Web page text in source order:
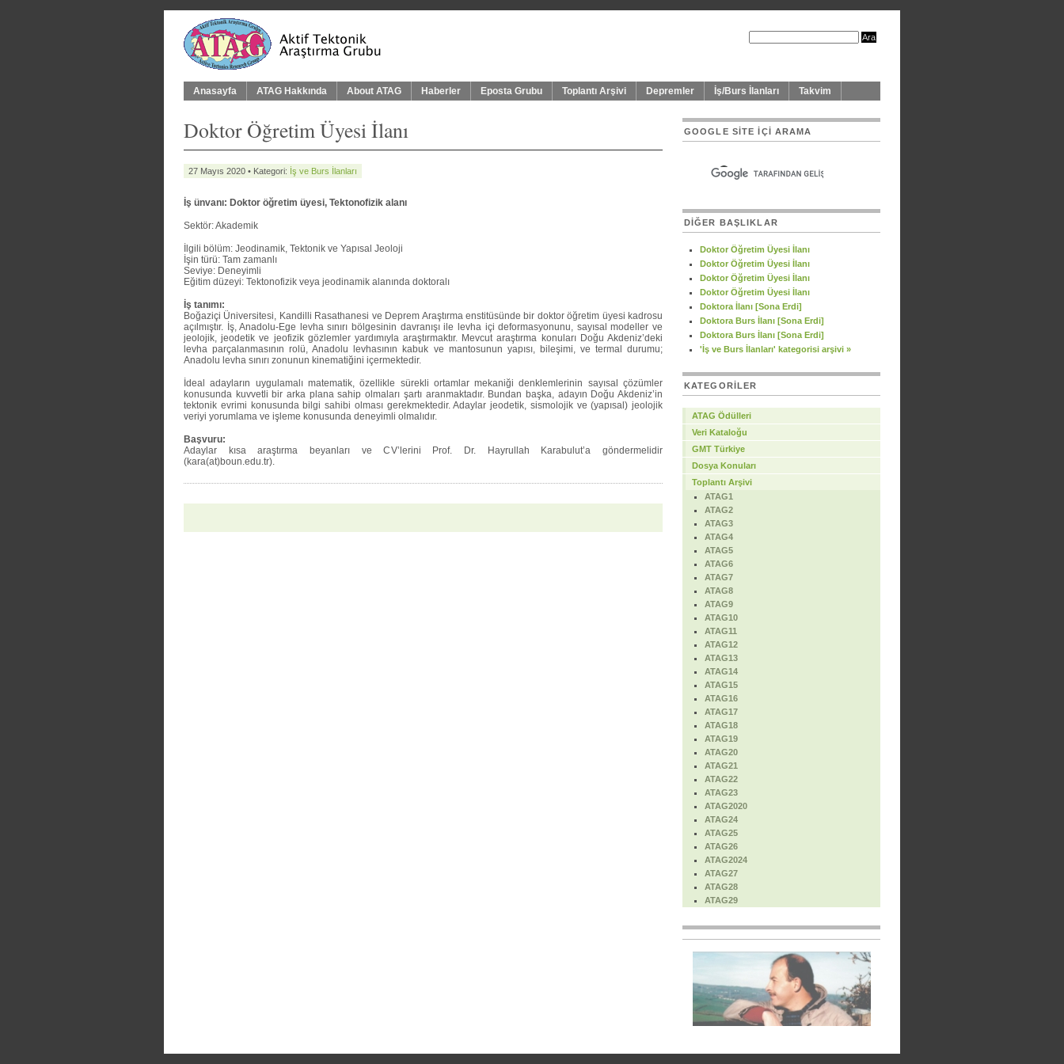
Anasayfa ATAG Hakkında About ATAG Haberler Eposta Grubu Toplantı Arşivi Depremler İş/Burs İlanları Takvim
Doktor Öğretim Üyesi İlanı
27 Mayıs 2020 • Kategori: İş ve Burs İlanları
İş ünvanı: Doktor öğretim üyesi, Tektonofizik alanı
Sektör: Akademik
İlgili bölüm: Jeodinamik, Tektonik ve Yapısal Jeoloji
İşin türü: Tam zamanlı
Seviye: Deneyimli
Eğitim düzeyi: Tektonofizik veya jeodinamik alanında doktoralı
İş tanımı:
Boğaziçi Üniversitesi, Kandilli Rasathanesi ve Deprem Araştırma enstitüsünde bir doktor öğretim üyesi kadrosu
açılmıştır. İş, Anadolu-Ege levha sınırı bölgesinin davranışı ile levha içi deformasyonunu, sayısal modeller ve
jeolojik, jeodetik ve jeofizik gözlemler yardımıyla araştırmaktır. Mevcut araştırma konuları Doğu Akdeniz’deki
levha parçalanmasının rolü, Anadolu levhasının kabuk ve mantosunun yapısı, bileşimi, ve termal durumu;
Anadolu levha sınırı zonunun kinematiğini içermektedir.
İdeal adayların uygulamalı matematik, özellikle sürekli ortamlar mekaniği denklemlerinin sayısal çözümler
konusunda kuvvetli bir arka plana sahip olmaları şartı aranmaktadır. Bundan başka, adayın Doğu Akdeniz’in
tektonik evrimi konusunda bilgi sahibi olması gerekmektedir. Adaylar jeodetik, sismolojik ve (yapısal) jeolojik
veriyi yorumlama ve işleme konusunda deneyimli olmalıdır.
Başvuru:
Adaylar kısa araştırma beyanları ve CV’lerini Prof. Dr. Hayrullah Karabulut’a göndermelidir
(kara(at)boun.edu.tr).
GOOGLE SITE IÇI ARAMA
DIĞER BAŞLIKLAR
Doktor Öğretim Üyesi İlanı
Doktor Öğretim Üyesi İlanı
Doktor Öğretim Üyesi İlanı
Doktor Öğretim Üyesi İlanı
Doktora İlanı [Sona Erdi]
Doktora Burs İlanı [Sona Erdi]
Doktora Burs İlanı [Sona Erdi]
'İş ve Burs İlanları' kategorisi arşivi »
KATEGORILER
ATAG Ödülleri
Veri Kataloğu
GMT Türkiye
Dosya Konuları
Toplantı Arşivi
ATAG1
ATAG2
ATAG3
ATAG4
ATAG5
ATAG6
ATAG7
ATAG8
ATAG9
ATAG10
ATAG11
ATAG12
ATAG13
ATAG14
ATAG15
ATAG16
ATAG17
ATAG18
ATAG19
ATAG20
ATAG21
ATAG22
ATAG23
ATAG2020
ATAG24
ATAG25
ATAG26
ATAG2024
ATAG27
ATAG28
ATAG29